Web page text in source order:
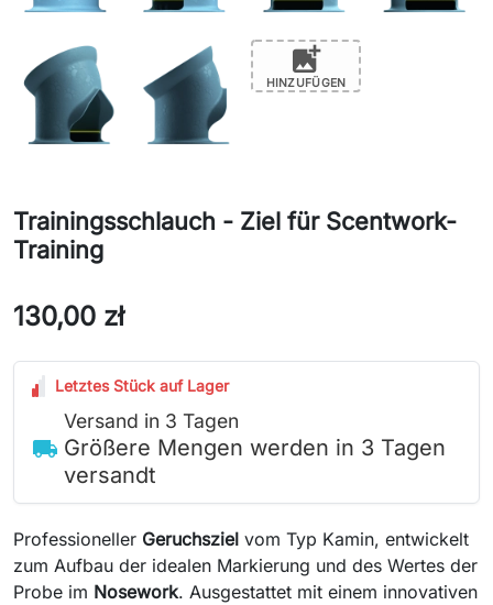
add_photo_alternate
HINZUFÜGEN
Trainingsschlauch - Ziel für Scentwork-
Training
130,00 zł
Letztes Stück auf Lager
local_shipping
Versand in 3 Tagen
Größere Mengen werden in 3 Tagen
versandt
Professioneller Geruchsziel vom Typ Kamin, entwickelt
zum Aufbau der idealen Markierung und des Wertes der
Probe im Nosework. Ausgestattet mit einem innovativen